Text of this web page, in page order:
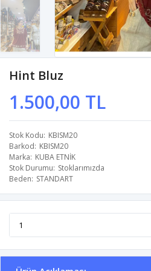
Hint Bluz
1.500,00 TL
Stok Kodu KBISM20
Barkod KBISM20
Marka KUBA ETNİK
Stok Durumu Stoklarımızda
Beden STANDART